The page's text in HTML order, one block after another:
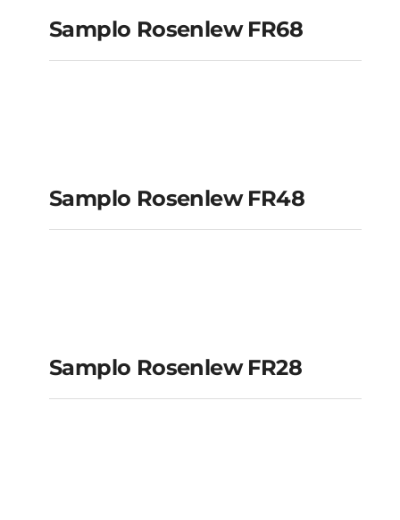
FR68
Samplo Rosenlew FR68
FR48
Samplo Rosenlew FR48
FR28
Samplo Rosenlew FR28